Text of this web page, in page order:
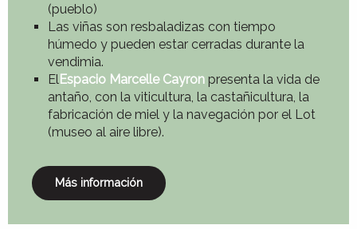
(pueblo)
Las viñas son resbaladizas con tiempo
húmedo y pueden estar cerradas durante la
vendimia.
ElEspacio Marcelle Cayron presenta la vida de
antaño, con la viticultura, la castañicultura, la
fabricación de miel y la navegación por el Lot
(museo al aire libre).
Más información